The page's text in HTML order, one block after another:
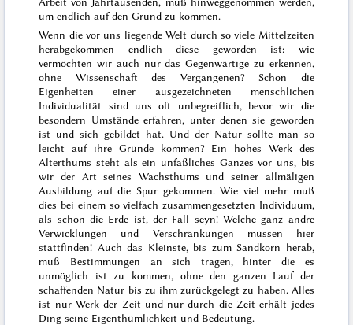
um endlich auf den Grund zu kommen.
Wenn die vor uns liegende Welt durch so viele Mittelzeiten
herabgekommen endlich diese geworden ist: wie
vermöchten wir auch nur das Gegenwärtige zu erkennen,
ohne Wissenschaft des Vergangenen? Schon die
Eigenheiten einer ausgezeichneten menschlichen
Individualität sind uns oft unbegreiflich, bevor wir die
besondern Umstände erfahren, unter denen sie geworden
ist und sich gebildet hat. Und der Natur sollte man so
leicht auf ihre Gründe kommen? Ein hohes Werk des
Alterthums steht als ein unfaßliches Ganzes vor uns, bis
wir der Art seines Wachsthums und seiner allmäligen
Ausbildung auf die Spur gekommen. Wie viel mehr muß
dies bei einem so vielfach zusammengesetzten Individuum,
als schon die Erde ist, der Fall seyn! Welche ganz andre
Verwicklungen und Verschränkungen müssen hier
stattfinden! Auch das Kleinste, bis zum Sandkorn herab,
muß Bestimmungen an sich tragen, hinter die es
unmöglich ist zu kommen, ohne den ganzen Lauf der
schaffenden Natur bis zu ihm zurückgelegt zu haben. Alles
ist nur Werk der Zeit und nur durch die Zeit erhält jedes
Ding seine Eigenthümlichkeit und Bedeutung.